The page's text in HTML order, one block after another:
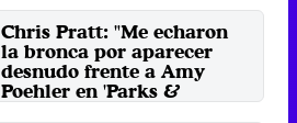
del Departamento de ...
23 de febrero 2017
Chris Pratt: "Me echaron
la bronca por aparecer
desnudo frente a Amy
Poehler en 'Parks &